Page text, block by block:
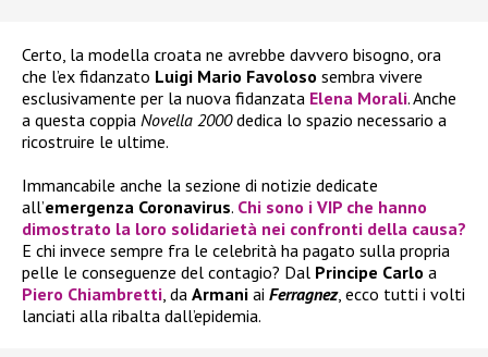
Certo, la modella croata ne avrebbe davvero bisogno, ora
che l’ex fidanzato Luigi Mario Favoloso sembra vivere
esclusivamente per la nuova fidanzata Elena Morali. Anche
a questa coppia Novella 2000dedica lo spazio necessario a
ricostruire le ultime.
Immancabile anche la sezione di notizie dedicate
all’emergenza Coronavirus. Chi sono i VIP che hanno
dimostrato la loro solidarietà nei confronti della causa?
E chi invece sempre fra le celebrità ha pagato sulla propria
pelle le conseguenze del contagio? Dal Principe Carlo a
Piero Chiambretti, da Armani ai Ferragnez, ecco tutti i volti
lanciati alla ribalta dall’epidemia.